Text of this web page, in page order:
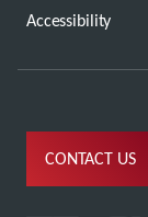
Accessibility
CONTACT US